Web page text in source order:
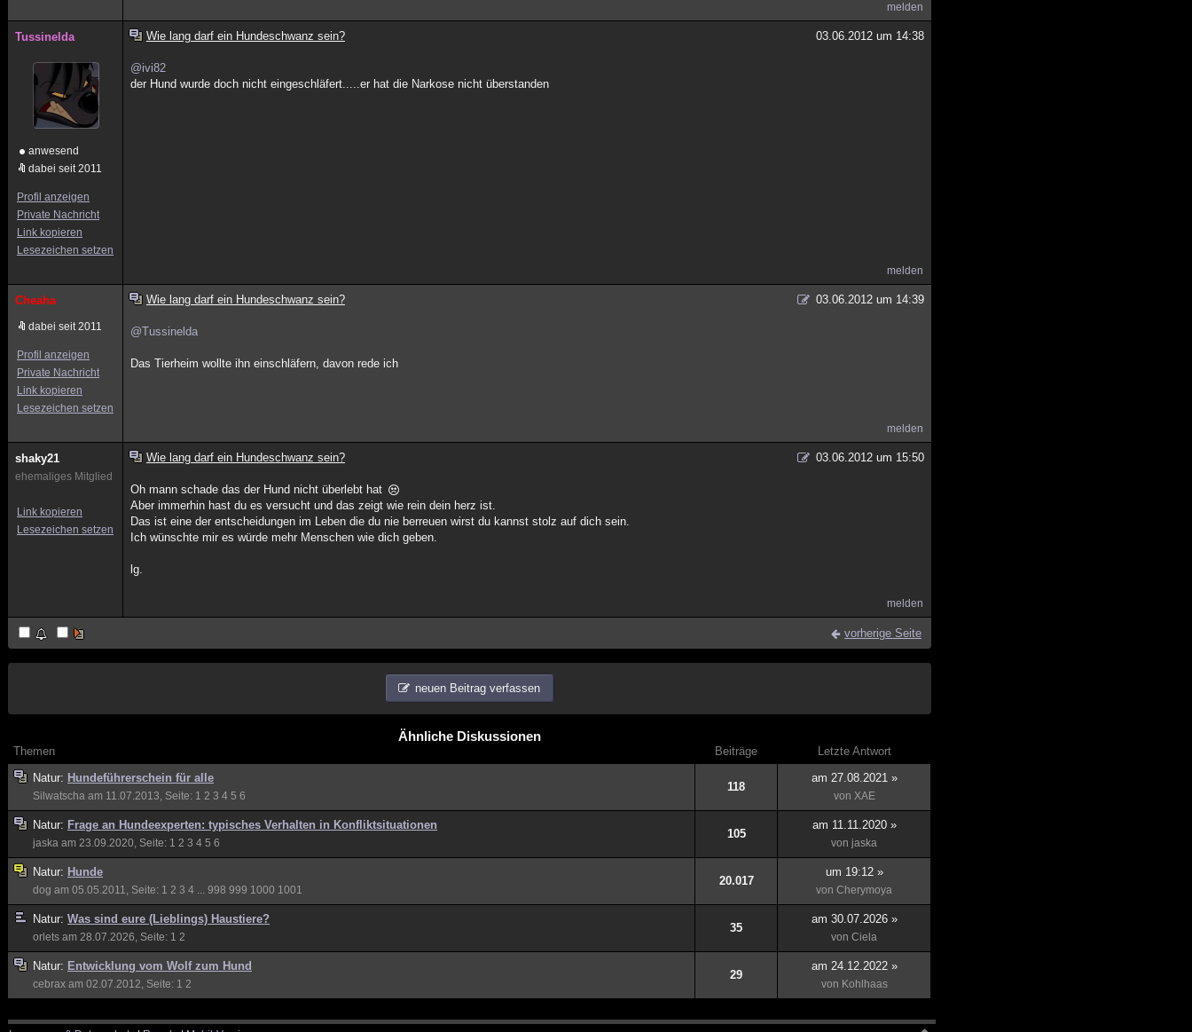
melden
Tussinelda
anwesend
dabei seit 2011
Profil anzeigen
Private Nachricht
Link kopieren
Lesezeichen setzen
Wie lang darf ein Hundeschwanz sein? 03.06.2012 um 14:38
@ivi82
der Hund wurde doch nicht eingeschläfert.....er hat die Narkose nicht überstanden
melden
Cheaha
dabei seit 2011
Profil anzeigen
Private Nachricht
Link kopieren
Lesezeichen setzen
Wie lang darf ein Hundeschwanz sein? 03.06.2012 um 14:39
@Tussinelda
Das Tierheim wollte ihn einschläfern, davon rede ich
melden
shaky21
ehemaliges Mitglied
Link kopieren
Lesezeichen setzen
Wie lang darf ein Hundeschwanz sein? 03.06.2012 um 15:50
Oh mann schade das der Hund nicht überlebt hat
Aber immerhin hast du es versucht und das zeigt wie rein dein herz ist.
Das ist eine der entscheidungen im Leben die du nie berreuen wirst du kannst stolz auf dich sein.
Ich wünschte mir es würde mehr Menschen wie dich geben.
lg.
melden
vorherige Seite
neuen Beitrag verfassen
Ähnliche Diskussionen
Themen Beiträge
Letzte Antwort
Natur: Hundeführerschein für alle
Silwatscha am 11.07.2013, Seite: 1 2 3 4 5 6
118
am 27.08.2021 »
von XAE
Natur: Frage an Hundeexperten: typisches Verhalten in Konfliktsituationen
jaska am 23.09.2020, Seite: 1 2 3 4 5 6
105
am 11.11.2020 »
von jaska
Natur: Hunde
dog am 05.05.2011, Seite: 1 2 3 4 998 999 1000 1001
20.017
um 19:12 »
von Cherymoya
Natur: Was sind eure (Lieblings) Haustiere?
orlets am 28.07.2026, Seite: 1 2
35
am 30.07.2026 »
von Ciela
Natur: Entwicklung vom Wolf zum Hund
cebrax am 02.07.2012, Seite: 1 2
29
am 24.12.2022 »
von Kohlhaas